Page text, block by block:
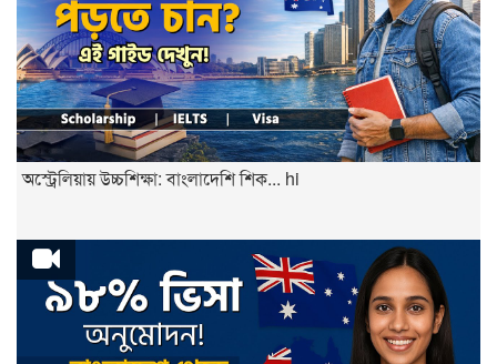
অস্ট্রেলিয়ায় উচ্চশিক্ষা: বাংলাদেশি শিক... hi